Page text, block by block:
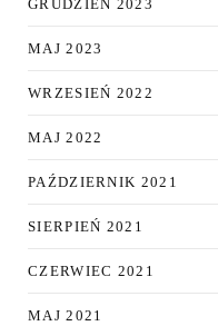
GRUDZIEŃ 2023
MAJ 2023
WRZESIEŃ 2022
MAJ 2022
PAŹDZIERNIK 2021
SIERPIEŃ 2021
CZERWIEC 2021
MAJ 2021